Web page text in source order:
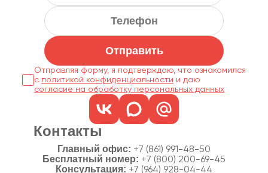
Отправить
Отправляя форму, я подтверждаю, что ознакомился
с политикой конфиденциальности
согласие на обработку персональных данных
Контакты
Главный офис: +7 (861) 991-48-50
Бесплатный номер: +7 (800) 200-69-45
Консультация: +7 (964) 928-04-44